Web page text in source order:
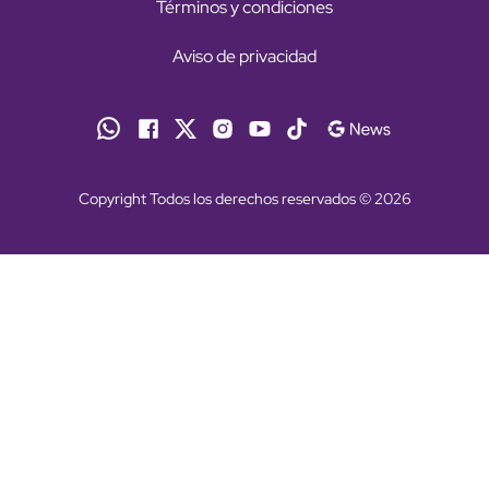
Términos y condiciones
Aviso de privacidad
Copyright Todos los derechos reservados © 2026